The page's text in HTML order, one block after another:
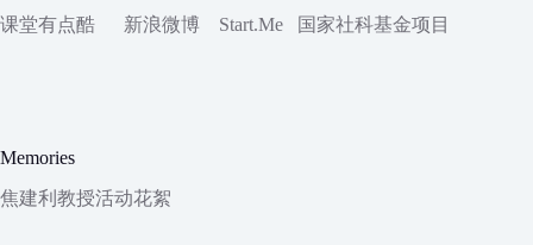
课堂有点酷
新浪微博 Start.Me 国家社科基金项目
Memories
焦建利教授活动花絮